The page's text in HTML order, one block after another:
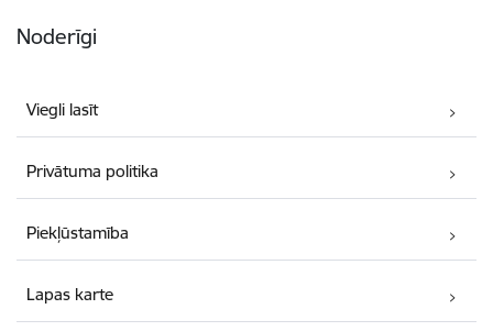
Noderīgi
Viegli lasīt
Privātuma politika
Piekļūstamība
Lapas karte